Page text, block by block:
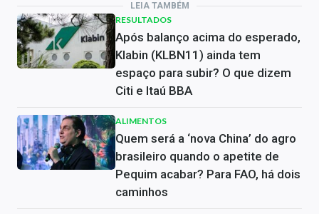
LEIA TAMBÉM
RESULTADOS
Após balanço acima do esperado,
Klabin (KLBN11) ainda tem
espaço para subir? O que dizem
Citi e Itaú BBA
ALIMENTOS
Quem será a ‘nova China’ do agro
brasileiro quando o apetite de
Pequim acabar? Para FAO, há dois
caminhos